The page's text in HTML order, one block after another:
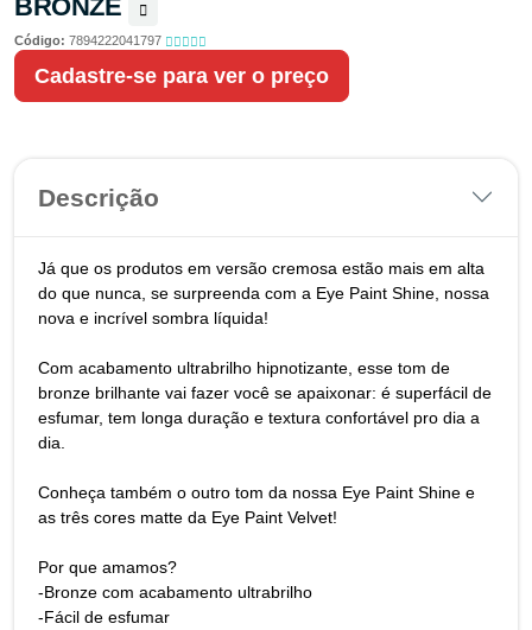
BRONZE
Código: 7894222041797
Cadastre-se para ver o preço
Descrição
Já que os produtos em versão cremosa estão mais em alta
do que nunca, se surpreenda com a Eye Paint Shine, nossa
nova e incrível sombra líquida!
Com acabamento ultrabrilho hipnotizante, esse tom de
bronze brilhante vai fazer você se apaixonar: é superfácil de
esfumar, tem longa duração e textura confortável pro dia a
dia.
Conheça também o outro tom da nossa Eye Paint Shine e
as três cores matte da Eye Paint Velvet!
Por que amamos?
-Bronze com acabamento ultrabrilho
-Fácil de esfumar